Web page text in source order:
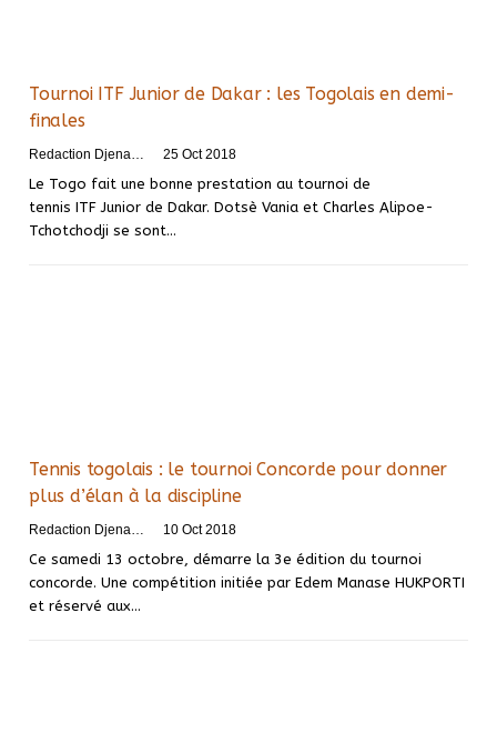
Tournoi ITF Junior de Dakar : les Togolais en demi-
finales
Redaction DjenaSport 25 Oct 2018
Le Togo fait une bonne prestation au tournoi de
tennis ITF Junior de Dakar. Dotsè Vania et Charles Alipoe-
Tchotchodji se sont…
Tennis togolais : le tournoi Concorde pour donner
plus d’élan à la discipline
Redaction DjenaSport 10 Oct 2018
Ce samedi 13 octobre, démarre la 3e édition du tournoi
concorde. Une compétition initiée par Edem Manase HUKPORTI
et réservé aux…